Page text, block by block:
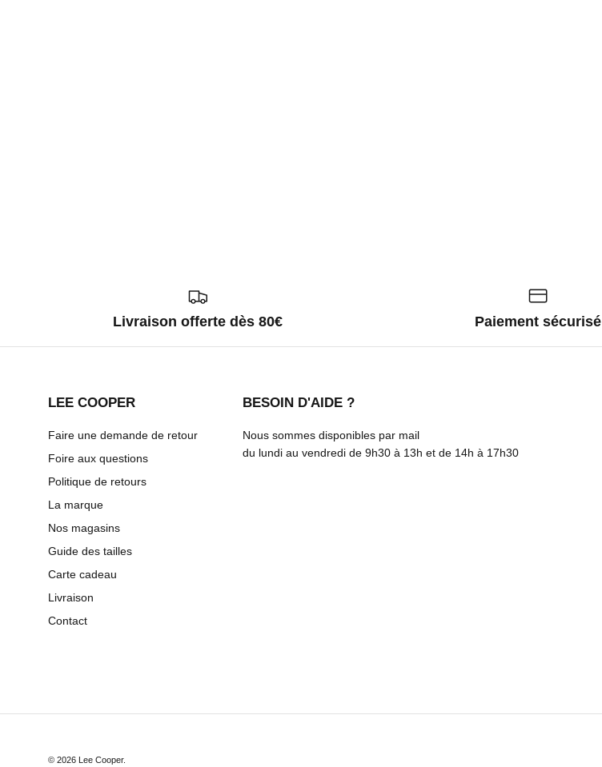
Livraison offerte dès 80€ Paiement sécurisé
LEE COOPER
Faire une demande de retour
Foire aux questions
Politique de retours
La marque
Nos magasins
Guide des tailles
Carte cadeau
Livraison
Contact
BESOIN D'AIDE ?
Nous sommes disponibles par mail
du lundi au vendredi de 9h30 à 13h et de 14h à 17h30
© 2026 Lee Cooper.